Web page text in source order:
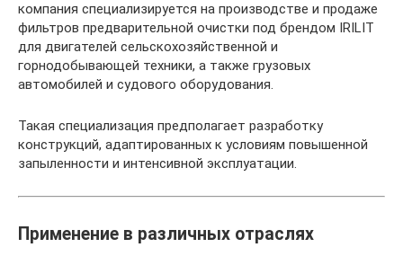
компания специализируется на производстве и продаже
фильтров предварительной очистки под брендом IRILIT
для двигателей сельскохозяйственной и
горнодобывающей техники, а также грузовых
автомобилей и судового оборудования.
Такая специализация предполагает разработку
конструкций, адаптированных к условиям повышенной
запыленности и интенсивной эксплуатации.
Применение в различных отраслях